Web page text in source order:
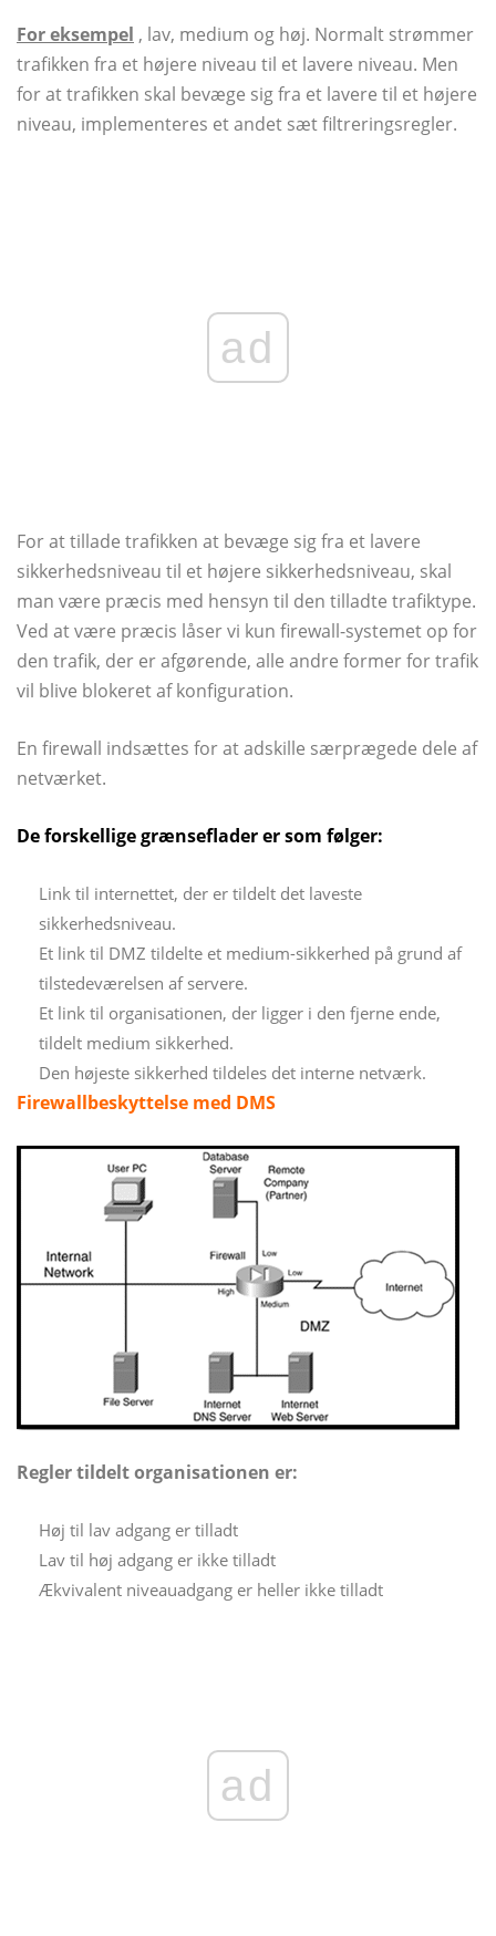
For eksempel , lav, medium og høj. Normalt strømmer
trafikken fra et højere niveau til et lavere niveau. Men
for at trafikken skal bevæge sig fra et lavere til et højere
niveau, implementeres et andet sæt filtreringsregler.
ad
For at tillade trafikken at bevæge sig fra et lavere
sikkerhedsniveau til et højere sikkerhedsniveau, skal
man være præcis med hensyn til den tilladte trafiktype.
Ved at være præcis låser vi kun firewall-systemet op for
den trafik, der er afgørende, alle andre former for trafik
vil blive blokeret af konfiguration.
En firewall indsættes for at adskille særprægede dele af
netværket.
De forskellige grænseflader er som følger:
Link til internettet, der er tildelt det laveste
sikkerhedsniveau.
Et link til DMZ tildelte et medium-sikkerhed på grund af
tilstedeværelsen af ​​servere.
Et link til organisationen, der ligger i den fjerne ende,
tildelt medium sikkerhed.
Den højeste sikkerhed tildeles det interne netværk.
Firewallbeskyttelse med DMS
Regler tildelt organisationen er:
Høj til lav adgang er tilladt
Lav til høj adgang er ikke tilladt
Ækvivalent niveauadgang er heller ikke tilladt
ad